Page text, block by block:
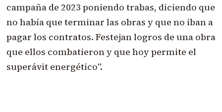
campaña de 2023 poniendo trabas, diciendo que
no había que terminar las obras y que no iban a
pagar los contratos. Festejan logros de una obra
que ellos combatieron y que hoy permite el
superávit energético".